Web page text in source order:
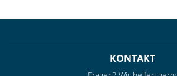
KONTAKT